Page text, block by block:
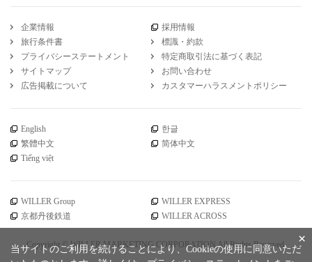
チューリッヒ保険会社
WILLER公式SNSアカウント
お知らせ
会員サービス
×
当サイトのご利用を続けることにより、Cookieの使用に同意いただ